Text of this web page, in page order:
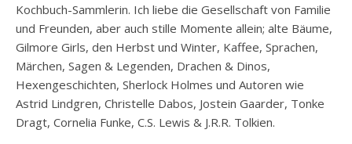
Kochbuch-Sammlerin. Ich liebe die Gesellschaft von Familie
und Freunden, aber auch stille Momente allein; alte Bäume,
Gilmore Girls, den Herbst und Winter, Kaffee, Sprachen,
Märchen, Sagen & Legenden, Drachen & Dinos,
Hexengeschichten, Sherlock Holmes und Autoren wie
Astrid Lindgren, Christelle Dabos, Jostein Gaarder, Tonke
Dragt, Cornelia Funke, C.S. Lewis & J.R.R. Tolkien.